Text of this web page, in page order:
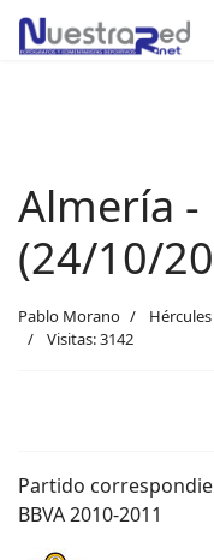
Almería -
(24/10/
Pablo Morano
Visitas: 3142
Partido
BBVA 2010-2011